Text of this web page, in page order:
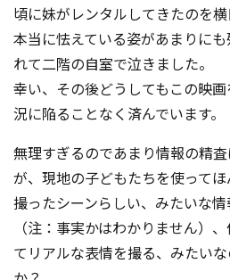
頃に妹がレンタルしてきたのを
本当に怯えている姿があまりに
れて二階の自室で泣きました。
幸い、その後どうしてもこの映
況に陥ることなく済んでいます。
無理すぎるのであまり情報の精
が、現地の子どもたちを使って
撮ったシーンらしい、みたいな
（注：事実かはわかりません）
てリアルな表情を撮る、みたい